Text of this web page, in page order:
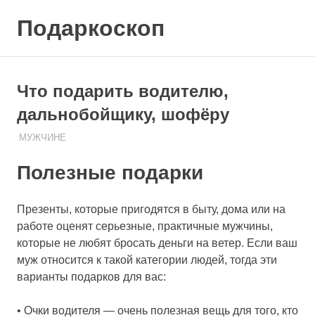
Подаркоскоп
подарить
Что подарить водителю,
дальнобойщику, шофёру
07.08.2020
ПОДАРЧЕК
МУЖЧИНЕ
Полезные подарки
Презенты, которые пригодятся в быту, дома или на
работе оценят серьезные, практичные мужчины,
которые не любят бросать деньги на ветер. Если ваш
муж относится к такой категории людей, тогда эти
варианты подарков для вас:
• Очки водителя — очень полезная вещь для того, кто